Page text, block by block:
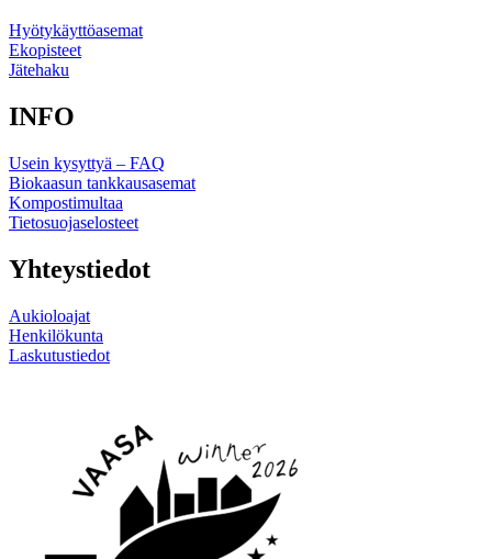
Hyötykäyttöasemat
Ekopisteet
Jätehaku
INFO
Usein kysyttyä – FAQ
Biokaasun tankkausasemat
Kompostimultaa
Tietosuojaselosteet
Yhteystiedot
Aukioloajat
Henkilökunta
Laskutustiedot